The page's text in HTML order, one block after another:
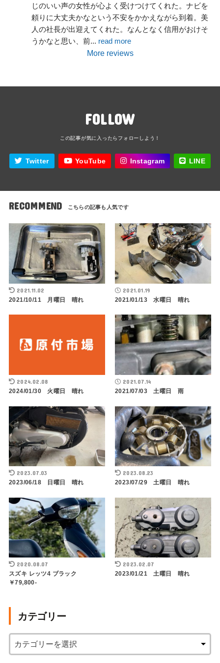
じのいい声の女性が心よく受けつけてくれた。ナビを
頼りに大丈夫かなという不安をかかえながら到着。美
人の社長が出迎えてくれた。なんとなく信用がおけそ
うかなと思い、前... read more
More reviews
FOLLOW
Twitter YouTube Instagram LINE
RECOMMEND
2021.11.02
2021/10/11 月曜日 晴れ
2021.01.19
2021/01/13 水曜日 晴れ
2024.02.08
2024/01/30 火曜日 晴れ
2021.07.14
2021/07/03 土曜日 雨
2023.07.03
2023/06/18 日曜日 晴れ
2023.08.23
2023/07/29 土曜日 晴れ
2020.08.07
スズキ レッツ4 ブラック
￥79,800-
2023.02.07
2023/01/21 土曜日 晴れ
カテゴリー